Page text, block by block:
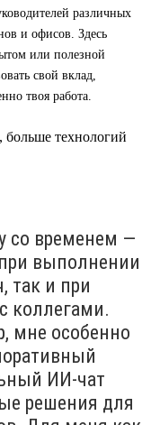
различных
и офисов. Здесь
или полезной
свой вклад,
твоя работа.
со временем —
выполнении
так и при
коллегами.
мне особенно
ИИ-чат
решения для